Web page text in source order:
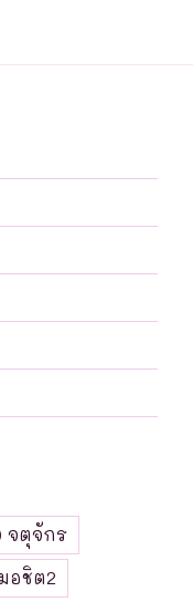
จตุจักร
อชิต2